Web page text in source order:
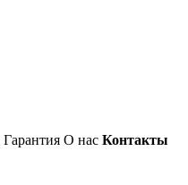
Гарантия О нас Контакты